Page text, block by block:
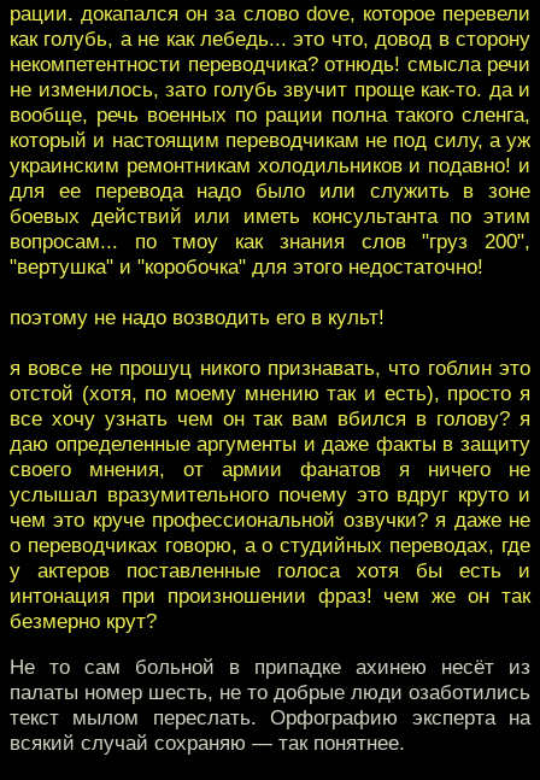
рации. докапался он за слово dove, которое перевели
как голубь, а не как лебедь... это что, довод в сторону
некомпетентности переводчика? отнюдь! смысла речи
не изменилось, зато голубь звучит проще как-то. да и
вообще, речь военных по рации полна такого сленга,
который и настоящим переводчикам не под силу, а уж
украинским ремонтникам холодильников и подавно! и
для ее перевода надо было или служить в зоне
боевых действий или иметь консультанта по этим
вопросам... по тмоу как знания слов "груз 200",
"вертушка" и "коробочка" для этого недостаточно!
поэтому не надо возводить его в культ!
я вовсе не прошуц никого признавать, что гоблин это
отстой (хотя, по моему мнению так и есть), просто я
все хочу узнать чем он так вам вбился в голову? я
даю определенные аргументы и даже факты в защиту
своего мнения, от армии фанатов я ничего не
услышал вразумительного почему это вдруг круто и
чем это круче профессиональной озвучки? я даже не
о переводчиках говорю, а о студийных переводах, где
у актеров поставленные голоса хотя бы есть и
интонация при произношении фраз! чем же он так
безмерно крут?
Не то сам больной в припадке ахинею несёт из
палаты номер шесть, не то добрые люди озаботились
текст мылом переслать. Орфографию эксперта на
всякий случай сохраняю — так понятнее.